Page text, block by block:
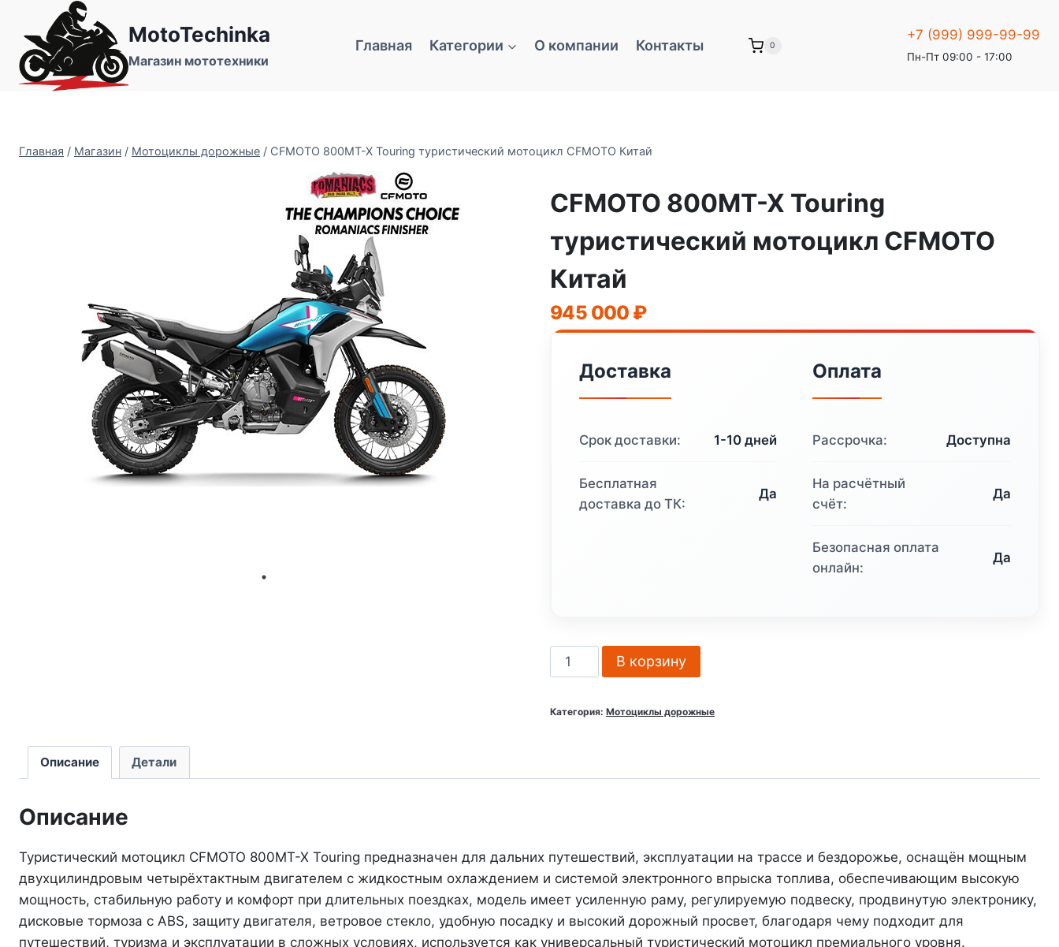
содержимому
MotoTechinka
Магазин мототехники
Главная Категории О компании Контакты 0
+7 (999) 999-99-99
Пн-Пт 09:00 - 17:00
Главная / Магазин / Мотоциклы дорожные / CFMOTO 800MT-X Touring туристический мотоцикл CFMOTO Китай
CFMOTO 800MT-X Touring
туристический мотоцикл CFMOTO
Китай
945 000 ₽
Доставка
Срок доставки: 1-10 дней
Бесплатная
доставка до ТК:
Да
Оплата
Рассрочка: Доступна
На расчётный
счёт:
Да
Безопасная оплата
онлайн:
Да
Количество
товара
800MT-
туристический
В корзину
Категория: Мотоциклы дорожные
Описание Детали
Описание
Туристический мотоцикл CFMOTO 800MT-X Touring предназначен для дальних путешествий, эксплуатации на трассе и бездорожье, оснащён мощным
двухцилиндровым четырёхтактным двигателем с жидкостным охлаждением и системой электронного впрыска топлива, обеспечивающим высокую
мощность, стабильную работу и комфорт при длительных поездках, модель имеет усиленную раму, регулируемую подвеску, продвинутую электронику,
дисковые тормоза с ABS, защиту двигателя, ветровое стекло, удобную посадку и высокий дорожный просвет, благодаря чему подходит для
путешествий, туризма и эксплуатации в сложных условиях, используется как универсальный туристический мотоцикл премиального уровня.